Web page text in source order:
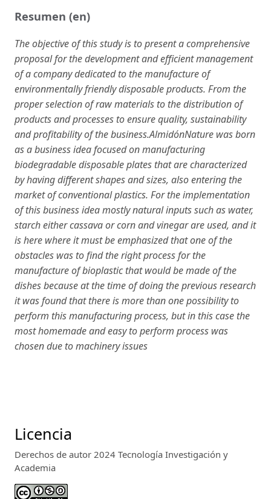
Resumen (en)
The objective of this study is to present a comprehensive
proposal for the development and efficient management
of a company dedicated to the manufacture of
environmentally friendly disposable products. From the
proper selection of raw materials to the distribution of
products and processes to ensure quality, sustainability
and profitability of the business.AlmidónNature was born
as a business idea focused on manufacturing
biodegradable disposable plates that are characterized
by having different shapes and sizes, also entering the
market of conventional plastics. For the implementation
of this business idea mostly natural inputs such as water,
starch either cassava or corn and vinegar are used, and it
is here where it must be emphasized that one of the
obstacles was to find the right process for the
manufacture of bioplastic that would be made of the
dishes because at the time of doing the previous research
it was found that there is more than one possibility to
perform this manufacturing process, but in this case the
most homemade and easy to perform process was
chosen due to machinery issues
Licencia
Derechos de autor 2024 Tecnología Investigación y
Academia